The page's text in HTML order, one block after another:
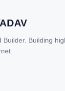
Builder. Building